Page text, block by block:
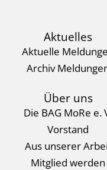
Aktuelles
Aktuelle
Archiv
Über uns
Die BAG MoRe e.
Vorstand
Aus unserer
Mitglied werden